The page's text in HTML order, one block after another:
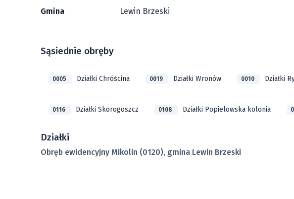
Gmina Lewin Brzeski
Sąsiednie obręby
0005 Działki Chróścina 0019 Działki Wronów 0010 Działki
0116 Działki Skorogoszcz 0108 Działki Popielowska kolonia
Działki
Obręb ewidencyjny Mikolin (0120), gmina Lewin Brzeski